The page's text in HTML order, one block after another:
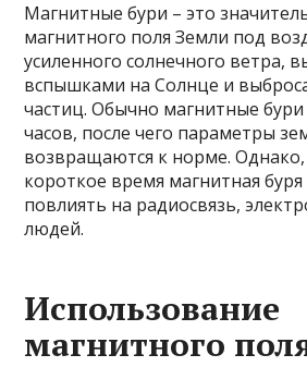
Магнитные бури – это
магнитного поля Земли под
усиленного солнечного ветра,
вспышками на Солнце и
частиц. Обычно магнитные бури
часов, после чего параметры
возвращаются к норме. Однако,
короткое время магнитная
повлиять на радиосвязь,
людей.
Использование
магнитного